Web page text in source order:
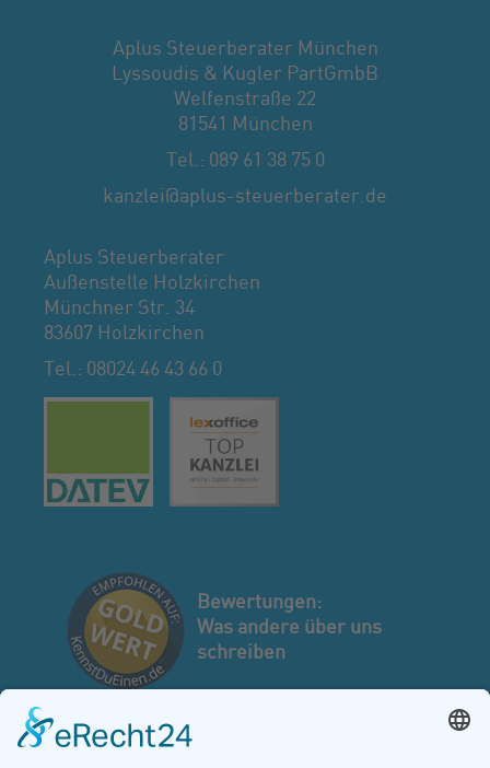
Aplus Steuerberater München
Lyssoudis & Kugler PartGmbB
Welfenstraße 22
81541 München
Tel.: 089 61 38 75 0
kanzlei@aplus-steuerberater.de
Aplus Steuerberater
Außenstelle Holzkirchen
Münchner Str. 34
83607 Holzkirchen
Tel.: 08024 46 43 66 0
Bewertungen:
Was andere über uns
schreiben